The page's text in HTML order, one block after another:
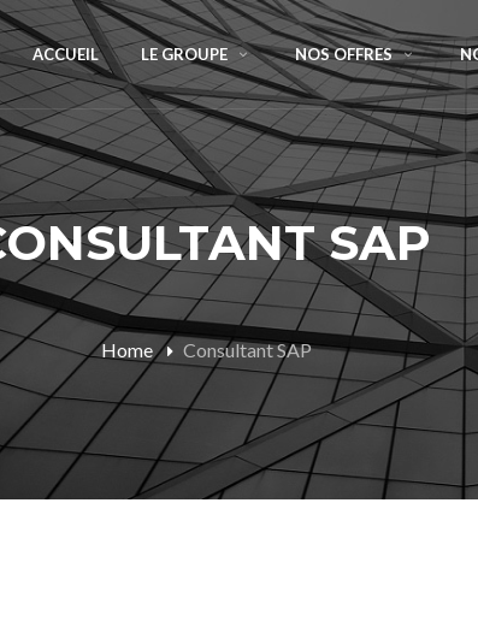
ACCUEIL LE GROUPE NOS OFFRES
SAP
Home Consultant SAP